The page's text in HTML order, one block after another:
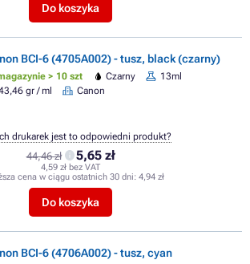
Do koszyka
BCI-6 (4705A002) - tusz, black (czarny)
> 10 szt Czarny
13ml
gr / ml
Canon
44,46 zł 5,65 zł
4,59 zł bez VAT
cena w ciągu ostatnich 30 dni: 4,94 zł
Do koszyka
drukarek jest to odpowiedni produkt?
BCI-6 (4706A002) - tusz, cyan